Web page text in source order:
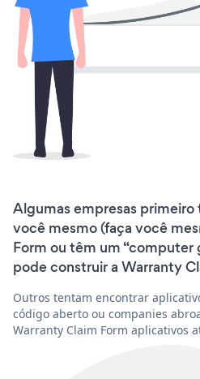
Algumas empresas primeiro
você mesmo (faça você
Form ou têm um “computer
pode construir a Warranty
Outros tentam encontrar
código aberto ou companies
Warranty Claim Form aplicativos